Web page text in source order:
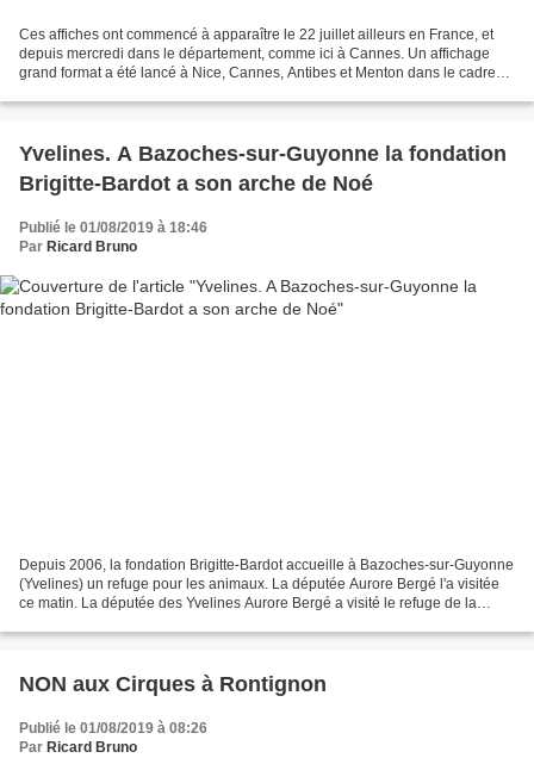
Ces affiches ont commencé à apparaître le 22 juillet ailleurs en France, et
depuis mercredi dans le département, comme ici à Cannes. Un affichage
grand format a été lancé à Nice, Cannes, Antibes et Menton dans le cadre
Yvelines. A Bazoches-sur-Guyonne la fondation
Brigitte-Bardot a son arche de Noé
Publié le 01/08/2019 à 18:46
Par Ricard Bruno
Depuis 2006, la fondation Brigitte-Bardot accueille à Bazoches-sur-Guyonne
(Yvelines) un refuge pour les animaux. La députée Aurore Bergé l'a visitée
ce matin. La députée des Yvelines Aurore Bergé a visité le refuge de la
NON aux Cirques à Rontignon
Publié le 01/08/2019 à 08:26
Par Ricard Bruno